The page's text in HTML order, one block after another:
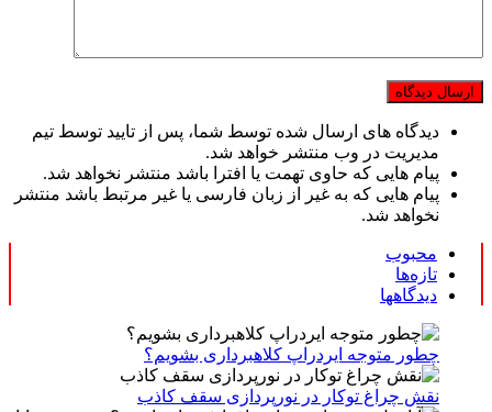
دیدگاه های ارسال شده توسط شما، پس از تایید توسط تیم
مدیریت در وب منتشر خواهد شد.
پیام هایی که حاوی تهمت یا افترا باشد منتشر نخواهد شد.
پیام هایی که به غیر از زبان فارسی یا غیر مرتبط باشد منتشر
نخواهد شد.
محبوب
تازه‌ها
دیدگاهها
چطور متوجه ایردراپ کلاهبرداری بشویم؟
نقش چراغ توکار در نورپردازی سقف کاذب